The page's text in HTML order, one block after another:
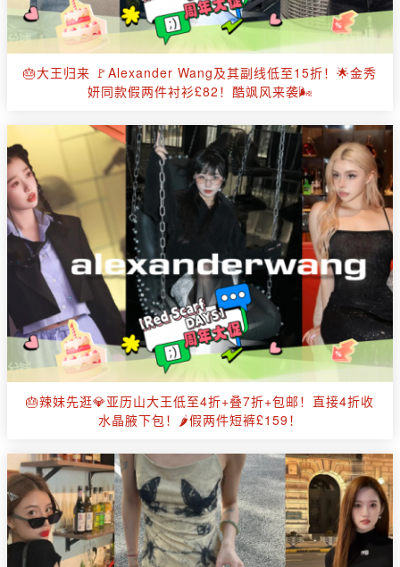
🎂大王归来 🚩Alexander Wang及其副线低至15折！🌟金秀
妍同款假两件衬衫£82！酷飒风来袭🌬️
🎂辣妹先逛💎亚历山大王低至4折+叠7折+包邮！直接4折收
水晶腋下包！🌶️假两件短裤£159！